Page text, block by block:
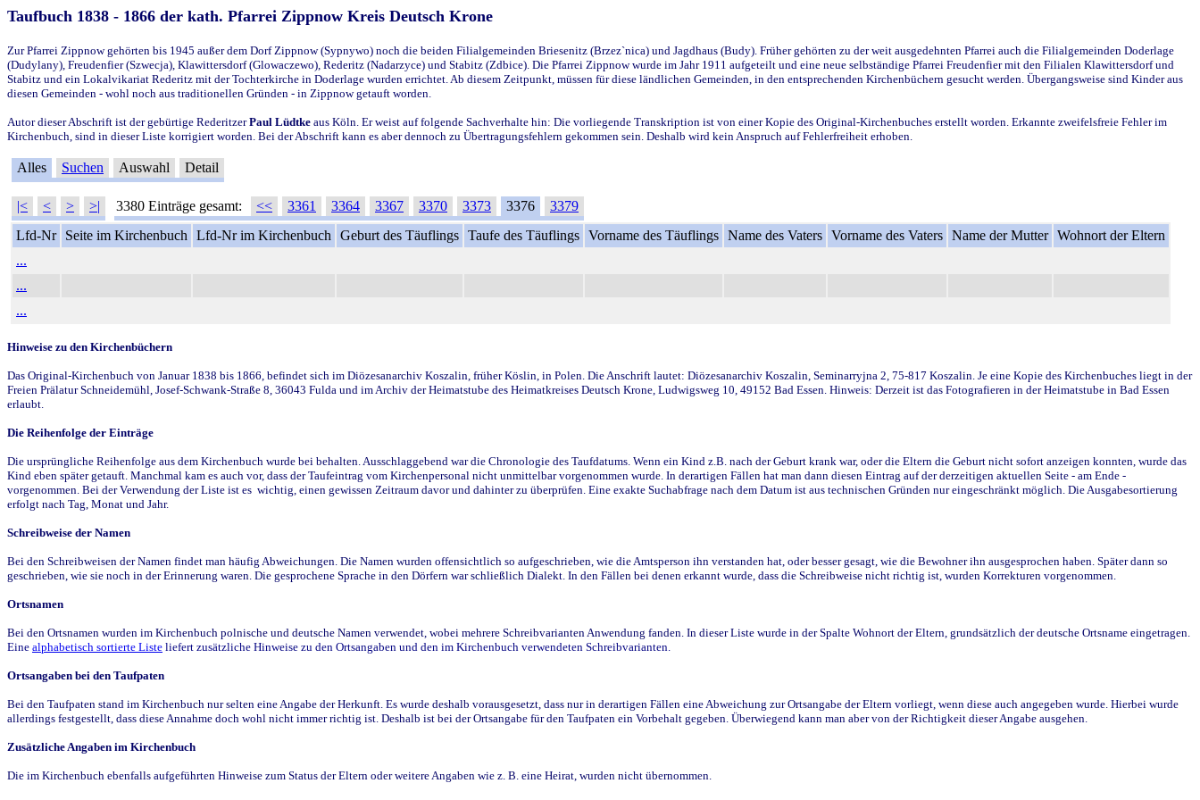
Taufbuch 1838 - 1866 der kath. Pfarrei Zippnow Kreis Deutsch Krone
Zur Pfarrei Zippnow gehörten bis 1945 außer dem Dorf Zippnow (Sypnywo) noch die beiden Filialgemeinden Briesenitz (Brzez`nica) und Jagdhaus (Budy). Früher gehörten zu der weit ausgedehnten Pfarrei auch die Filialgemeinden Doderlage
(Dudylany), Freudenfier (Szwecja), Klawittersdorf (Glowaczewo), Rederitz (Nadarzyce) und Stabitz (Zdbice). Die Pfarrei Zippnow wurde im Jahr 1911 aufgeteilt und eine neue selbständige Pfarrei Freudenfier mit den Filialen Klawittersdorf und
Stabitz und ein Lokalvikariat Rederitz mit der Tochterkirche in Doderlage wurden errichtet. Ab diesem Zeitpunkt, müssen für diese ländlichen Gemeinden, in den entsprechenden Kirchenbüchern gesucht werden. Übergangsweise sind Kinder aus
diesen Gemeinden - wohl noch aus traditionellen Gründen - in Zippnow getauft worden.
Autor dieser Abschrift ist der gebürtige RederitzerPaul Lüdtke aus Köln. Er weist auf folgende Sachverhalte hin: Die vorliegende Transkription ist von einer Kopie des Original-Kirchenbuches erstellt worden. Erkannte zweifelsfreie Fehler im
Kirchenbuch, sind in dieser Liste korrigiert worden. Bei der Abschrift kann es aber dennoch zu Übertragungsfehlern gekommen sein. Deshalb wird kein Anspruch auf Fehlerfreiheit erhoben.
Alles Suchen Auswahl Detail
|< < > >| 3380 Einträge gesamt: << 3361 3364 3367 3370 3373 3376
3379
Lfd-Nr
Seite im Kirchenbuch Lfd-Nr im Kirchenbuch Geburt des Täuflings Taufe des Täuflings Vorname des Täuflings Name des Vaters Vorname des Vaters Name der Mutter Wohnort der Eltern
...
...
...
Hinweise zu den Kirchenbüchern
Das Original-Kirchenbuch von Januar 1838 bis 1866, befindet sich im Diözesanarchiv Koszalin, früher Köslin, in Polen. Die Anschrift lautet: Diözesanarchiv Koszalin, Seminarryjna 2, 75-817 Koszalin. Je eine Kopie des Kirchenbuches liegt in der
Freien Prälatur Schneidemühl, Josef-Schwank-Straße 8, 36043 Fulda und im Archiv der Heimatstube des Heimatkreises Deutsch Krone, Ludwigsweg 10, 49152 Bad Essen. Hinweis: Derzeit ist das Fotografieren in der Heimatstube in Bad Essen
erlaubt.
Die Reihenfolge der Einträge
Die ursprüngliche Reihenfolge aus dem Kirchenbuch wurde bei behalten. Ausschlaggebend war die Chronologie des Taufdatums. Wenn ein Kind z.B. nach der Geburt krank war, oder die Eltern die Geburt nicht sofort anzeigen konnten, wurde das
Kind eben später getauft. Manchmal kam es auch vor, dass der Taufeintrag vom Kirchenpersonal nicht unmittelbar vorgenommen wurde. In derartigen Fällen hat man dann diesen Eintrag auf der derzeitigen aktuellen Seite - am Ende -
vorgenommen. Bei der Verwendung der Liste ist es wichtig, einen gewissen Zeitraum davor und dahinter zu überprüfen. Eine exakte Suchabfrage nach dem Datum ist aus technischen Gründen nur eingeschränkt möglich. Die Ausgabesortierung
erfolgt nach Tag, Monat und Jahr.
Schreibweise der Namen
Bei den Schreibweisen der Namen findet man häufig Abweichungen. Die Namen wurden offensichtlich so aufgeschrieben, wie die Amtsperson ihn verstanden hat, oder besser gesagt, wie die Bewohner ihn ausgesprochen haben. Später dann so
geschrieben, wie sie noch in der Erinnerung waren. Die gesprochene Sprache in den Dörfern war schließlich Dialekt. In den Fällen bei denen erkannt wurde, dass die Schreibweise nicht richtig ist, wurden Korrekturen vorgenommen.
Ortsnamen
Bei den Ortsnamen wurden im Kirchenbuch polnische und deutsche Namen verwendet, wobei mehrere Schreibvarianten Anwendung fanden. In dieser Liste wurde in der Spalte Wohnort der Eltern, grundsätzlich der deutsche Ortsname eingetragen.
Eine alphabetisch sortierte Liste liefert zusätzliche Hinweise zu den Ortsangaben und den im Kirchenbuch verwendeten Schreibvarianten.
Ortsangaben bei den Taufpaten
Bei den Taufpaten stand im Kirchenbuch nur selten eine Angabe der Herkunft. Es wurde deshalb vorausgesetzt, dass nur in derartigen Fällen eine Abweichung zur Ortsangabe der Eltern vorliegt, wenn diese auch angegeben wurde. Hierbei wurde
allerdings festgestellt, dass diese Annahme doch wohl nicht immer richtig ist. Deshalb ist bei der Ortsangabe für den Taufpaten ein Vorbehalt gegeben. Überwiegend kann man aber von der Richtigkeit dieser Angabe ausgehen.
Zusätzliche Angaben im Kirchenbuch
Die im Kirchenbuch ebenfalls aufgeführten Hinweise zum Status der Eltern oder weitere Angaben wie z. B. eine Heirat, wurden nicht übernommen.